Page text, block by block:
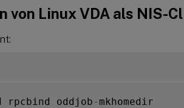
von Linux VDA als NIS-
oddjob - mkhomedir